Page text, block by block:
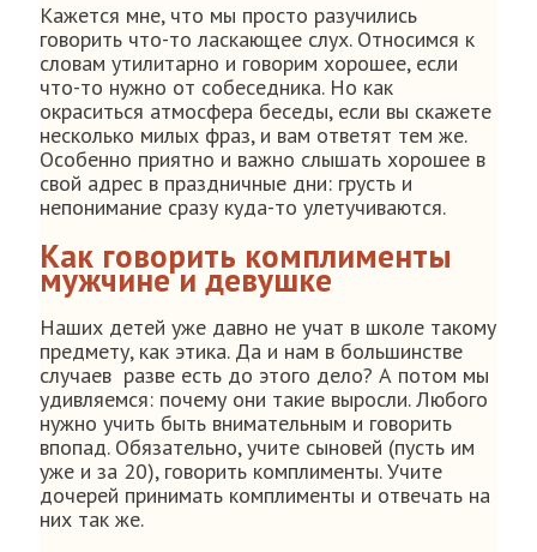
Кажется мне, что мы просто разучились
говорить что-то ласкающее слух. Относимся к
словам утилитарно и говорим хорошее, если
что-то нужно от собеседника. Но как
окраситься атмосфера беседы, если вы скажете
несколько милых фраз, и вам ответят тем же.
Особенно приятно и важно слышать хорошее в
свой адрес в праздничные дни: грусть и
непонимание сразу куда-то улетучиваются.
Как говорить комплименты
мужчине и девушке
Наших детей уже давно не учат в школе такому
предмету, как этика. Да и нам в большинстве
случаев разве есть до этого дело? А потом мы
удивляемся: почему они такие выросли. Любого
нужно учить быть внимательным и говорить
впопад. Обязательно, учите сыновей (пусть им
уже и за 20), говорить комплименты. Учите
дочерей принимать комплименты и отвечать на
них так же.